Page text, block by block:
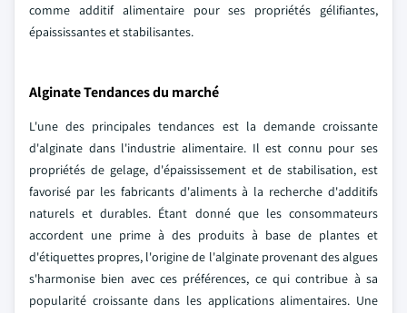
comme additif alimentaire pour ses propriétés gélifiantes,
épaississantes et stabilisantes.
Alginate Tendances du marché
L'une des principales tendances est la demande croissante
d'alginate dans l'industrie alimentaire. Il est connu pour ses
propriétés de gelage, d'épaississement et de stabilisation, est
favorisé par les fabricants d'aliments à la recherche d'additifs
naturels et durables. Étant donné que les consommateurs
accordent une prime à des produits à base de plantes et
d'étiquettes propres, l'origine de l'alginate provenant des algues
s'harmonise bien avec ces préférences, ce qui contribue à sa
popularité croissante dans les applications alimentaires. Une